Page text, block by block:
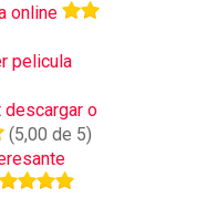
online
pelicula
descargar o
(5,00 de 5)